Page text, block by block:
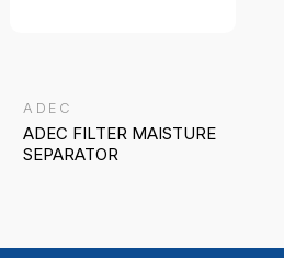
ADEC
ADEC FILTER MAISTURE
SEPARATOR